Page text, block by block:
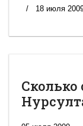
18 июля
Сколько